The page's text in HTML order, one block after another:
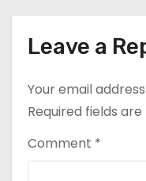
n
Leave a
Your email
Required fields
Comment *